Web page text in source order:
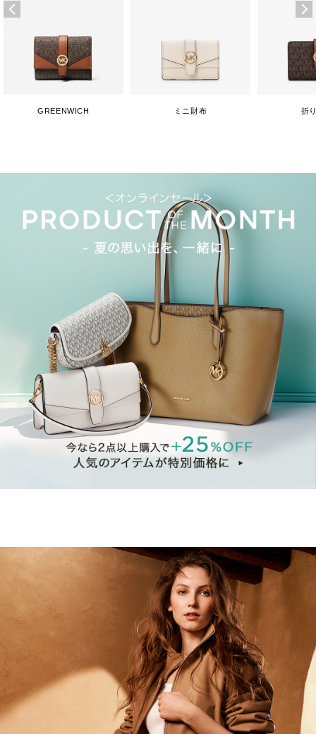
GREENWICH ミニ財布 折